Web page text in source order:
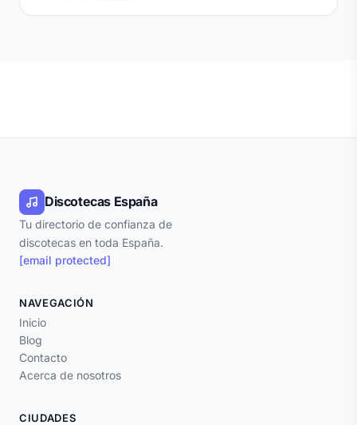
Discotecas España
Tu directorio de confianza de
discotecas en toda España.
[email protected]
NAVEGACIÓN
Inicio
Blog
Contacto
Acerca de nosotros
CIUDADES